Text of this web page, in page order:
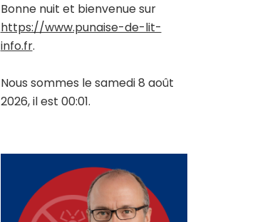
Bonne nuit et bienvenue sur
https://www.punaise-de-lit-
info.fr.
Nous sommes le samedi 8 août
2026, il est 00:01.